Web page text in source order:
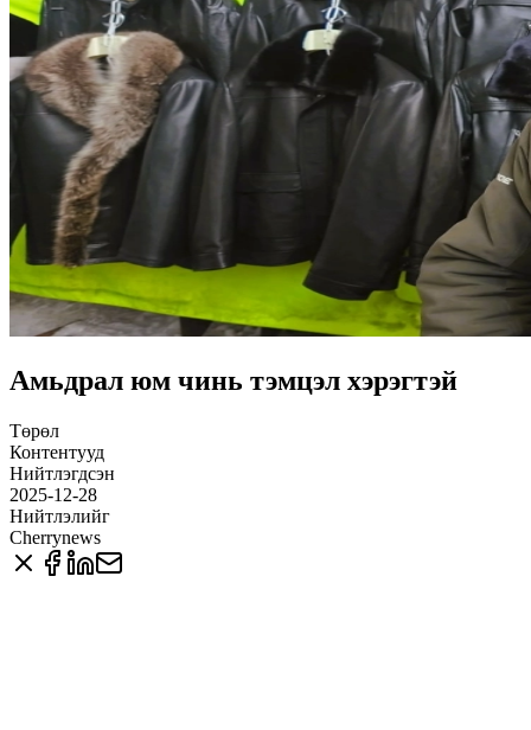
Амьдрал юм чинь тэмцэл хэрэгтэй
Төрөл
Контентууд
Нийтлэгдсэн
2025-12-28
Нийтлэлийг
Cherrynews